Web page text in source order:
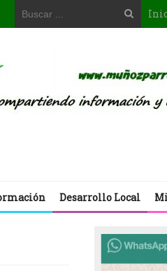
Desarrollo Local